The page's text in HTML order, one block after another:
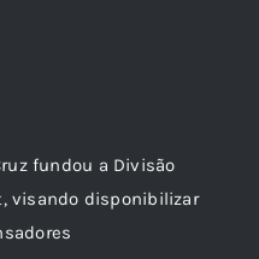
fundou a Divisão
visando disponibilizar